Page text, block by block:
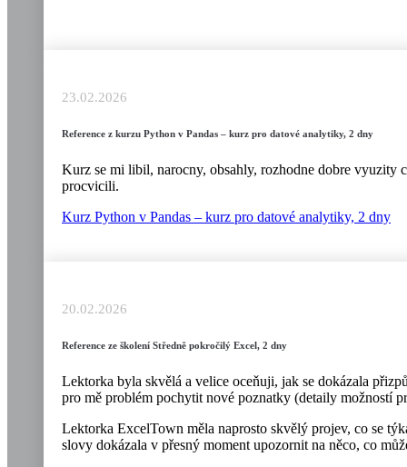
23.02.2026
Reference z kurzu Python v Pandas – kurz pro datové analytiky, 2 dny
Kurz se mi libil, narocny, obsahly, rozhodne dobre vyuzity
procvicili.
Kurz Python v Pandas – kurz pro datové analytiky, 2 dny
20.02.2026
Reference ze školení Středně pokročilý Excel, 2 dny
Lektorka byla skvělá a velice oceňuji, jak se dokázala
pro mě problém pochytit nové poznatky (detaily možností
Lektorka ExcelTown měla naprosto skvělý projev, co se
slovy dokázala v přesný moment upozornit na něco, co